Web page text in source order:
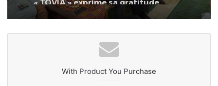
With Product You Purchase